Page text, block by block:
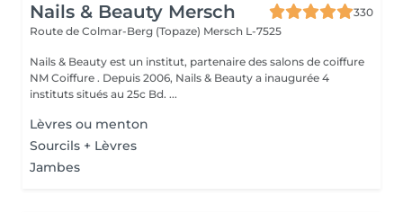
Nails & Beauty Mersch
330
Route de Colmar-Berg (Topaze) Mersch L-7525
Nails & Beauty est un institut, partenaire des salons de coiffure
NM Coiffure . Depuis 2006, Nails & Beauty a inaugurée 4
instituts situés au 25c Bd. ...
Lèvres ou menton
Sourcils + Lèvres
Jambes